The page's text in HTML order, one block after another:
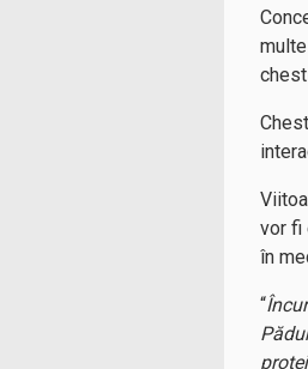
vor fi
în
“